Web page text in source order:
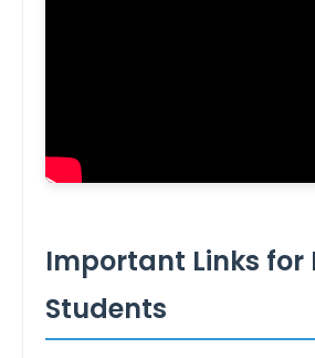
Important Links for
Students